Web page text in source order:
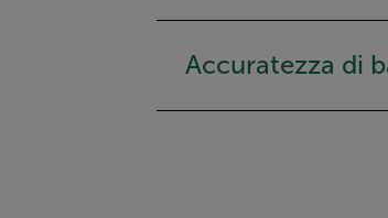
Accuratezza di